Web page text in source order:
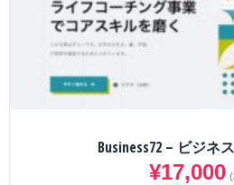
Business72 – ビジネ
¥17,000